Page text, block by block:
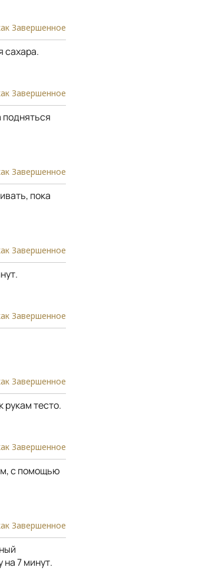
Завершенное
сахара.
Завершенное
Завершенное
пока
Завершенное
Завершенное
Завершенное
рукам тесто.
Завершенное
с помощью
Завершенное
на 7 минут.